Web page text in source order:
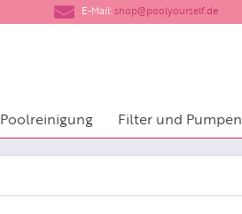
​E-Mail: shop@poolyourself.de
Poolreinigung Filter und Pumpen